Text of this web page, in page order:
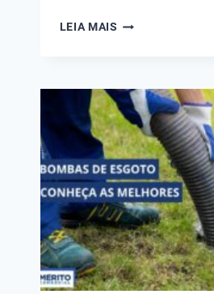
LEIA MAIS TOP
DE
RECALQUE
DAS
MELHORES
MARCAS
DO
MERCADO!